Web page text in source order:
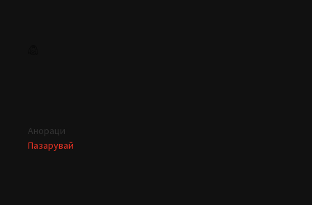
Анораци
Пазарувай